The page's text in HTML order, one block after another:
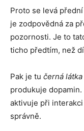
Proto se levá
je zodpovědná za
pozornosti. Je to
ticho předtím, než
Pak je tu černá látka
produkuje
aktivuje při
správně.